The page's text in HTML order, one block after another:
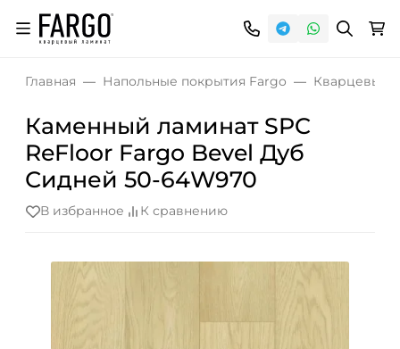
Главная Напольные покрытия Fargo Кварцевый
Каменный ламинат SPC
ReFloor Fargo Bevel Дуб
Сидней 50-64W970
В избранное К сравнению